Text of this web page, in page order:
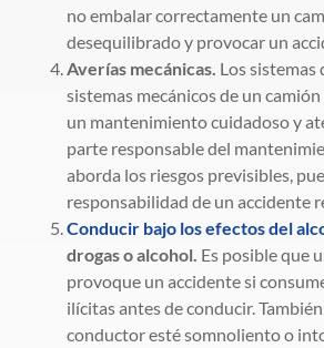
no embalar correctamente un
desequilibrado y provocar un
Averías mecánicas. Los
sistemas mecánicos de un
un mantenimiento cuidadoso y
parte responsable del
aborda los riesgos previsibles,
responsabilidad de un accidente
Conducir bajo los efectos del
drogas o alcohol. Es posible que
provoque un accidente si
ilícitas antes de conducir.
conductor esté somnoliento o